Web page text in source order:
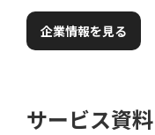
企業情報を見る
サービス資料